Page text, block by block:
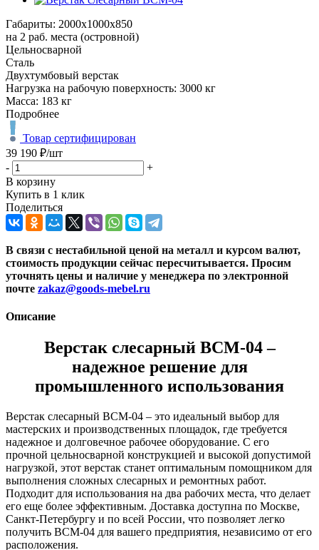
Габариты: 2000х1000х850
на 2 раб. места (островной)
Цельносварной
Сталь
Двухтумбовый верстак
Нагрузка на рабочую поверхность: 3000 кг
Масса: 183 кг
Подробнее
Товар сертифицирован
39 190 ₽/шт
-
+
В корзину
Купить в 1 клик
Поделиться
В связи с нестабильной ценой на металл и курсом валют,
стоимость продукции сейчас пересчитывается. Просим
уточнять цены и наличие у менеджера по электронной
почте zakaz@goods-mebel.ru
Описание
Верстак слесарный ВСМ-04 –
надежное решение для
промышленного использования
Верстак слесарный ВСМ-04 – это идеальный выбор для
мастерских и производственных площадок, где требуется
надежное и долговечное рабочее оборудование. С его
прочной цельносварной конструкцией и высокой допустимой
нагрузкой, этот верстак станет оптимальным помощником для
выполнения сложных слесарных и ремонтных работ.
Подходит для использования на два рабочих места, что делает
его еще более эффективным. Доставка доступна по Москве,
Санкт-Петербургу и по всей России, что позволяет легко
получить ВСМ-04 для вашего предприятия, независимо от его
расположения.